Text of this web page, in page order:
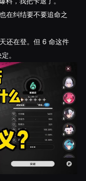
在纠结要不要追命之
还在登。但 6 命这件
。